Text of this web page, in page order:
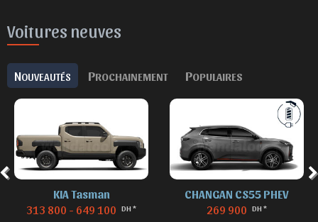
Voitures neuves
NOUVEAUTÉS PROCHAINEMENT POPULAIRES
KIA Tasman
313 800 - 649 100 DH *
CHANGAN CS55 PHEV
269 900 DH *